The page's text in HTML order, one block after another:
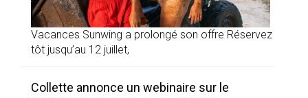
Vacances Sunwing a prolongé son offre Réservez
tôt jusqu’au 12 juillet,
Collette annonce un webinaire sur le